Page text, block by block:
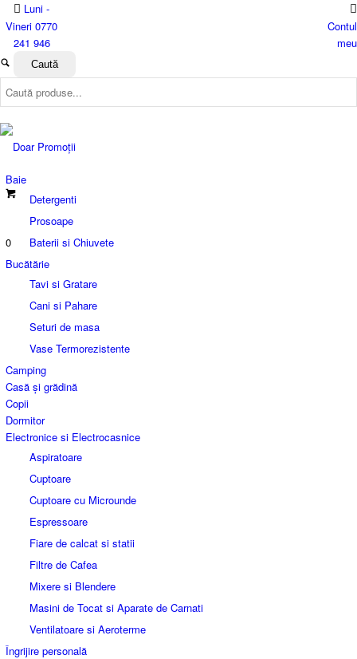
Luni -
Vineri 0770
241 946
Contul
meu
0
Baie
Detergenti
Prosoape
Baterii si Chiuvete
Bucătărie
Tavi si Gratare
Cani si Pahare
Seturi de masa
Vase Termorezistente
Camping
Casă și grădină
Copii
Dormitor
Electronice si Electrocasnice
Aspiratoare
Cuptoare
Cuptoare cu Microunde
Espressoare
Fiare de calcat si statii
Filtre de Cafea
Mixere si Blendere
Masini de Tocat si Aparate de Carnati
Ventilatoare si Aeroterme
Îngrijire personală